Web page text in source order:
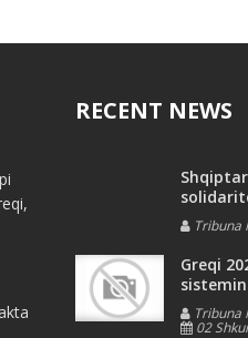
RECENT NEWS
Tribuna
Greqi
Tribuna
02